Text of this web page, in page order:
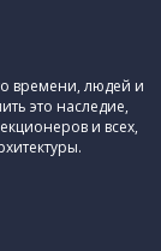
времени, людей и
это наследие,
и всех,